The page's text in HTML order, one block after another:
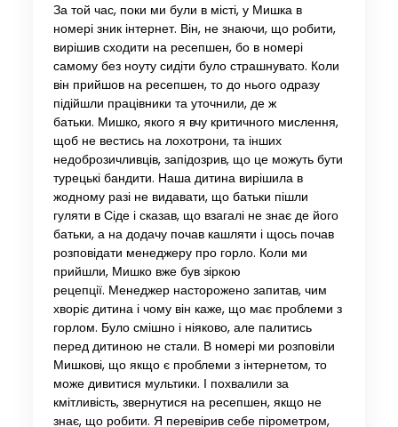
За той час, поки ми були в місті, у Мишка в
номері зник інтернет. Він, не знаючи, що робити,
вирішив сходити на ресепшен, бо в номері
самому без ноуту сидіти було страшнувато. Коли
він прийшов на ресепшен, то до нього одразу
підійшли працівники та уточнили, де ж
батьки. Мишко, якого я вчу критичного мислення,
щоб не вестись на лохотрони, та інших
недоброзичливців, запідозрив, що це можуть бути
турецькі бандити. Наша дитина вирішила в
жодному разі не видавати, що батьки пішли
гуляти в Сіде і сказав, що взагалі не знає де його
батьки, а на додачу почав кашляти і щось почав
розповідати менеджеру про горло. Коли ми
прийшли, Мишко вже був зіркою
рецепції. Менеджер насторожено запитав, чим
хворіє дитина і чому він каже, що має проблеми з
горлом. Було смішно і ніяково, але палитись
перед дитиною не стали. В номері ми розповіли
Мишкові, що якщо є проблеми з інтернетом, то
може дивитися мультики. І похвалили за
кмітливість, звернутися на ресепшен, якщо не
знає, що робити. Я перевірив себе пірометром,